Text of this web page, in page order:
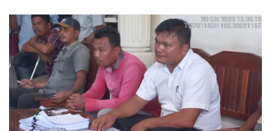
PSPS PEKANBARU
LIFESTYLE
INDEKS
HEALTHY